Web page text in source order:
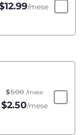
12.99/mese
$5.00 /mese
$2.50/mese